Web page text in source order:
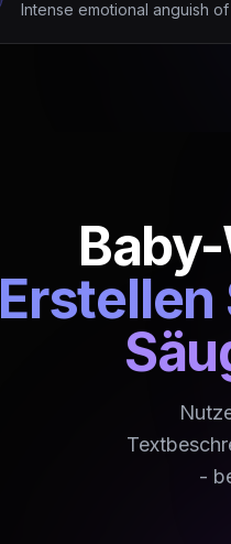
Intense emotional anguish
Erstellen
-